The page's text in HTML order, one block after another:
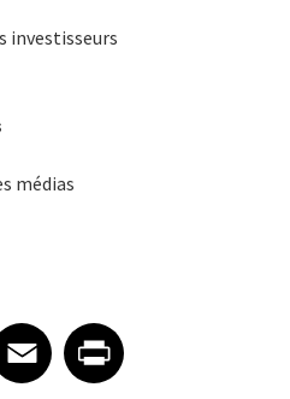
investisseurs
médias
article on Email
EmailShare article on Print